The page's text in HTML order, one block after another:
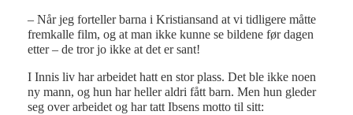
– Når jeg forteller barna i Kristiansand at vi tidligere måtte
fremkalle film, og at man ikke kunne se bildene før dagen
etter – de tror jo ikke at det er sant!
I Innis liv har arbeidet hatt en stor plass. Det ble ikke noen
ny mann, og hun har heller aldri fått barn. Men hun gleder
seg over arbeidet og har tatt Ibsens motto til sitt: